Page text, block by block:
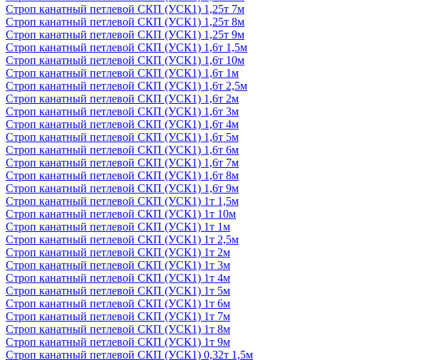
Строп канатный петлевой СКП (УСК1) 1,25т 7м
Строп канатный петлевой СКП (УСК1) 1,25т 8м
Строп канатный петлевой СКП (УСК1) 1,25т 9м
Строп канатный петлевой СКП (УСК1) 1,6т 1,5м
Строп канатный петлевой СКП (УСК1) 1,6т 10м
Строп канатный петлевой СКП (УСК1) 1,6т 1м
Строп канатный петлевой СКП (УСК1) 1,6т 2,5м
Строп канатный петлевой СКП (УСК1) 1,6т 2м
Строп канатный петлевой СКП (УСК1) 1,6т 3м
Строп канатный петлевой СКП (УСК1) 1,6т 4м
Строп канатный петлевой СКП (УСК1) 1,6т 5м
Строп канатный петлевой СКП (УСК1) 1,6т 6м
Строп канатный петлевой СКП (УСК1) 1,6т 7м
Строп канатный петлевой СКП (УСК1) 1,6т 8м
Строп канатный петлевой СКП (УСК1) 1,6т 9м
Строп канатный петлевой СКП (УСК1) 1т 1,5м
Строп канатный петлевой СКП (УСК1) 1т 10м
Строп канатный петлевой СКП (УСК1) 1т 1м
Строп канатный петлевой СКП (УСК1) 1т 2,5м
Строп канатный петлевой СКП (УСК1) 1т 2м
Строп канатный петлевой СКП (УСК1) 1т 3м
Строп канатный петлевой СКП (УСК1) 1т 4м
Строп канатный петлевой СКП (УСК1) 1т 5м
Строп канатный петлевой СКП (УСК1) 1т 6м
Строп канатный петлевой СКП (УСК1) 1т 7м
Строп канатный петлевой СКП (УСК1) 1т 8м
Строп канатный петлевой СКП (УСК1) 1т 9м
Строп канатный петлевой СКП (УСК1) 0,32т 1,5м